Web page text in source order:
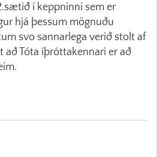
í keppninni sem er
hjá þessum mögnuðu
svo sannarlega verið stolt af
að Tóta íþróttakennari er að